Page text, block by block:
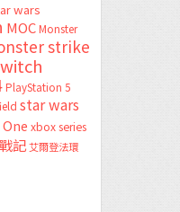
wars
MOC Monster
strike
PlayStation 5
star wars
xbox series
記艾爾登法環